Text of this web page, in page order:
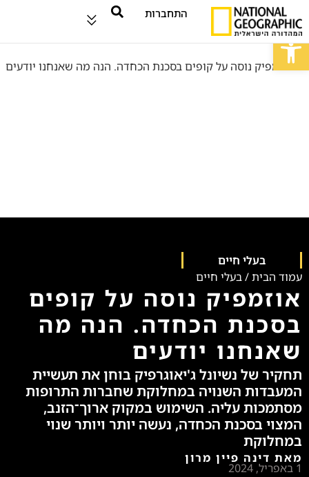
פתח סרגל נגישות
התחברות
בעלי חיים
עמוד הבית/בעלי חיים
אוזמפיק נוסה על קופים
בסכנת הכחדה. הנה מה
שאנחנו יודעים
תחקיר של נשיונל ג'יאוגרפיק בוחן את תעשיית
המעבדות השנויה במחלוקת שחברות התרופות
מסתמכות עליה. השימוש במקוק ארוך־הזנב,
המצוי בסכנת הכחדה, נעשה יותר ויותר שנוי
במחלוקת
מאת דינה פיין מרון
1 באפריל, 2024